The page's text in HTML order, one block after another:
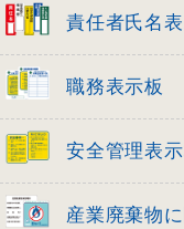
責任者氏名
職務表示板
安全管理表
産業廃棄物